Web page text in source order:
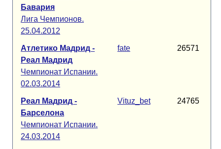
Бавария
Лига Чемпионов.
25.04.2012
Атлетико Мадрид -
Реал Мадрид
Чемпионат Испании.
02.03.2014
fate 26571
Реал Мадрид -
Барселона
Чемпионат Испании.
24.03.2014
Vituz_bet 24765